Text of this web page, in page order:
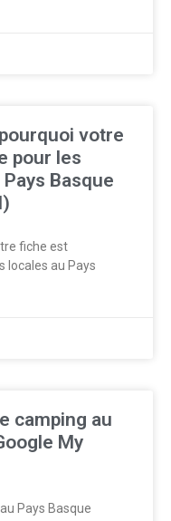
votre
pour les
Basque
fiche est
locales au Pays
camping au
My
Pays Basque